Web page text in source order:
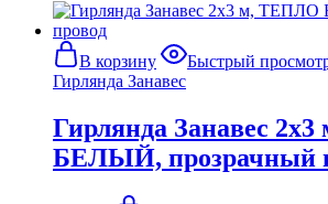
В корзину Быстрый
Гирлянда Занавес
Гирлянда Занавес
БЕЛЫЙ, прозрачный